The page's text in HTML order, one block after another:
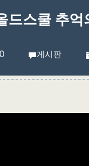
드스쿨 추억
게시판